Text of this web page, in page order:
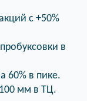
с +50%
в
60% в пике.
мм в ТЦ.